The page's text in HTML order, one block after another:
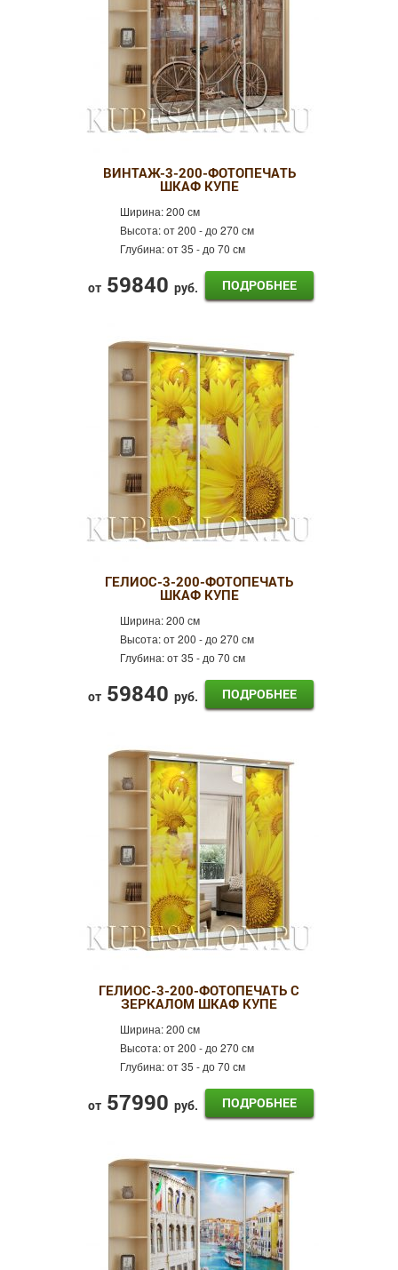
ВИНТАЖ-3-200-ФОТОПЕЧАТЬ
ШКАФ КУПЕ
Ширина:200 см
Высота:от 200 - до 270 см
Глубина:от 35 - до 70 см
от 59840 руб. ПОДРОБНЕЕ
ГЕЛИОС-3-200-ФОТОПЕЧАТЬ
ШКАФ КУПЕ
Ширина:200 см
Высота:от 200 - до 270 см
Глубина:от 35 - до 70 см
от 59840 руб. ПОДРОБНЕЕ
ГЕЛИОС-3-200-ФОТОПЕЧАТЬ С
ЗЕРКАЛОМ ШКАФ КУПЕ
Ширина:200 см
Высота:от 200 - до 270 см
Глубина:от 35 - до 70 см
от 57990 руб. ПОДРОБНЕЕ